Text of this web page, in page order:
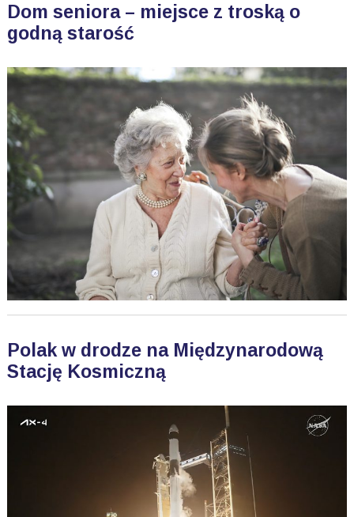
Dom seniora – miejsce z troską o
godną starość
Polak w drodze na Międzynarodową
Stację Kosmiczną